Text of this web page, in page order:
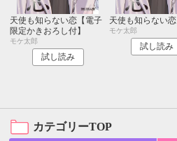
天使も知らない恋【電子
限定かきおろし付】
モケ太郎
試し読み
天使も知らない恋
モケ太郎
試し読み
カテゴリーTOP